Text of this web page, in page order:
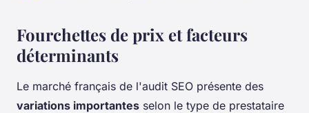
Fourchettes de prix et facteurs
déterminants
Le marché français de l'audit SEO présente des
variations importantes selon le type de prestataire